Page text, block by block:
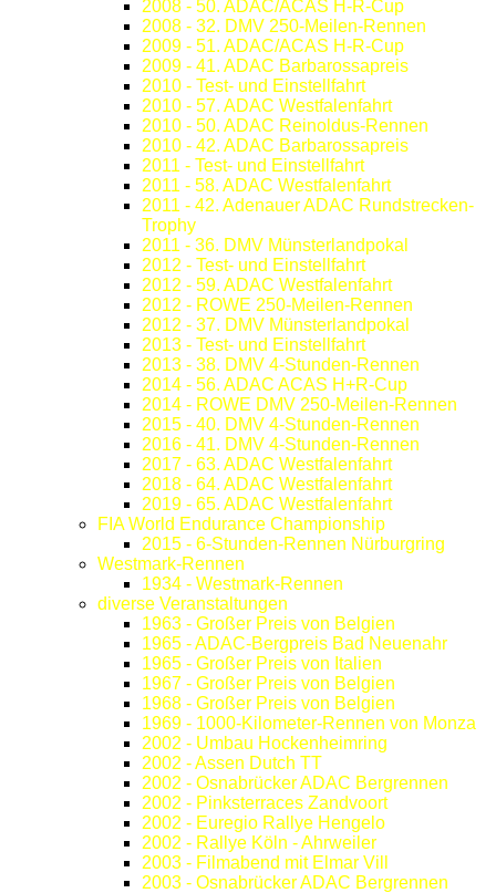
2008 - 50. ADAC/ACAS H-R-Cup
2008 - 32. DMV 250-Meilen-Rennen
2009 - 51. ADAC/ACAS H-R-Cup
2009 - 41. ADAC Barbarossapreis
2010 - Test- und Einstellfahrt
2010 - 57. ADAC Westfalenfahrt
2010 - 50. ADAC Reinoldus-Rennen
2010 - 42. ADAC Barbarossapreis
2011 - Test- und Einstellfahrt
2011 - 58. ADAC Westfalenfahrt
2011 - 42. Adenauer ADAC Rundstrecken-
Trophy
2011 - 36. DMV Münsterlandpokal
2012 - Test- und Einstellfahrt
2012 - 59. ADAC Westfalenfahrt
2012 - ROWE 250-Meilen-Rennen
2012 - 37. DMV Münsterlandpokal
2013 - Test- und Einstellfahrt
2013 - 38. DMV 4-Stunden-Rennen
2014 - 56. ADAC ACAS H+R-Cup
2014 - ROWE DMV 250-Meilen-Rennen
2015 - 40. DMV 4-Stunden-Rennen
2016 - 41. DMV 4-Stunden-Rennen
2017 - 63. ADAC Westfalenfahrt
2018 - 64. ADAC Westfalenfahrt
2019 - 65. ADAC Westfalenfahrt
FIA World Endurance Championship
2015 - 6-Stunden-Rennen Nürburgring
Westmark-Rennen
1934 - Westmark-Rennen
diverse Veranstaltungen
1963 - Großer Preis von Belgien
1965 - ADAC-Bergpreis Bad Neuenahr
1965 - Großer Preis von Italien
1967 - Großer Preis von Belgien
1968 - Großer Preis von Belgien
1969 - 1000-Kilometer-Rennen von Monza
2002 - Umbau Hockenheimring
2002 - Assen Dutch TT
2002 - Osnabrücker ADAC Bergrennen
2002 - Pinksterraces Zandvoort
2002 - Euregio Rallye Hengelo
2002 - Rallye Köln - Ahrweiler
2003 - Filmabend mit Elmar Vill
2003 - Osnabrücker ADAC Bergrennen